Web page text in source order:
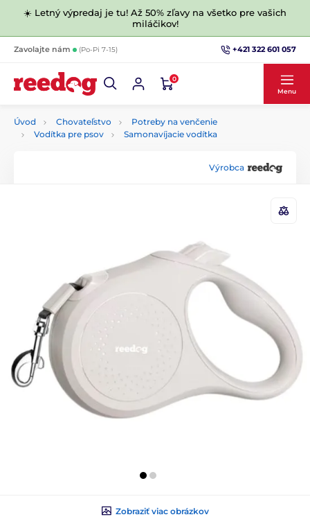
☀️ Letný výpredaj je tu! Až 50% zľavy na všetko pre vašich
miláčikov!
Zavolajte nám (Po-Pi 7-15) +421 322 601 057
0
Menu
Úvod Chovateľstvo
Potreby na venčenie
Vodítka pre psov
Samonavíjacie vodítka
Výrobca
Zobraziť viac obrázkov